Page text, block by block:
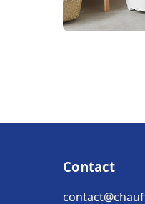
Contact